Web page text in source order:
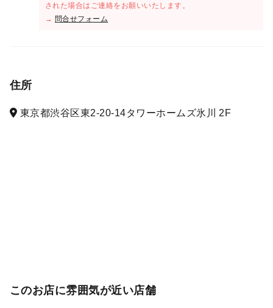
された場合はご連絡をお願いいたします。
→ 問合せフォーム
住所
東京都渋谷区東2-20-14タワーホームズ氷川 2F
このお店に雰囲気が近い店舗